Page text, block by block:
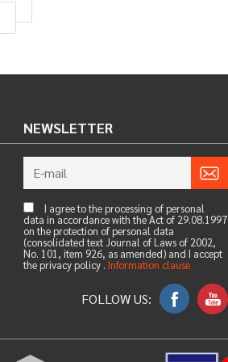
NEWSLETTER
I agree to the processing of personal
data in accordance with the Act of 29.08.1997
on the protection of personal data
(consolidated text Journal of Laws of 2002,
No. 101, item 926, as amended) and I accept
the privacy policy . Information clause
FOLLOW US: